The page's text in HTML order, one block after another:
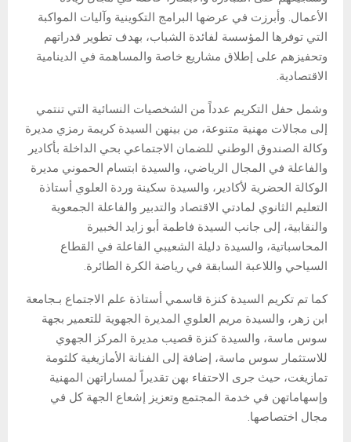
الأعمال. وأبرزت في عرضها البرامج التكوينية وآليات المواكبة
التي توفرها المؤسسة لفائدة الشباب، بهدف تطوير قدراتهم
وتحفيزهم على إطلاق مشاريع خاصة والمساهمة في الدينامية
الاقتصادية.
وشمل حفل التكريم عدداً من الشخصيات النسائية التي تنتمي
إلى مجالات مهنية متنوعة، من بينهن السيدة كريمة رمزي مديرة
وكالة الصندوق الوطني للضمان الاجتماعي بحي الداخلة بأكادير
والفاعلة في المجال الرياضي، والسيدة ابتسام الحموني مديرة
الوكالة الحضرية لأكادير، والسيدة سكينة وردة العلوي أستاذة
التعليم الثانوي لمادتي الاقتصاد والتدبير والفاعلة الجمعوية
والنقابية، إلى جانب السيدة فاطمة أبو زايد الخبيرة
المحاسباتية، والسيدة دليلة الشعيبي الفاعلة في القطاع
السياحي واللاعبة السابقة في رياضة الكرة الطائرة.
كما تم تكريم السيدة كنزة قاسمي أستاذة علم الاجتماع بـجامعة
ابن زهر، والسيدة مريم العلوي المديرة الجهوية للتعمير بجهة
سوس ماسة، والسيدة كنزة قصيب مديرة المركز الجهوي
للاستثمار سوس ماسة، إضافة إلى الفنانة الأمازيغية كلثومة
تمازيغت، حيث جرى الاحتفاء بهن تقديراً لمساراتهن المهنية
وإسهاماتهن في خدمة المجتمع وتعزيز إشعاع الجهة كل في
مجال اختصاصها.